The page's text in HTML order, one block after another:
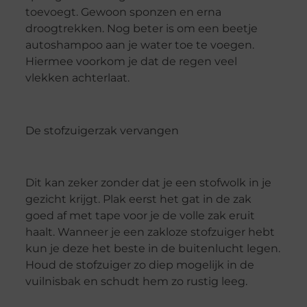
toevoegt. Gewoon sponzen en erna
droogtrekken. Nog beter is om een beetje
autoshampoo aan je water toe te voegen.
Hiermee voorkom je dat de regen veel
vlekken achterlaat.
De stofzuigerzak vervangen
Dit kan zeker zonder dat je een stofwolk in je
gezicht krijgt. Plak eerst het gat in de zak
goed af met tape voor je de volle zak eruit
haalt. Wanneer je een zakloze stofzuiger hebt
kun je deze het beste in de buitenlucht legen.
Houd de stofzuiger zo diep mogelijk in de
vuilnisbak en schudt hem zo rustig leeg.